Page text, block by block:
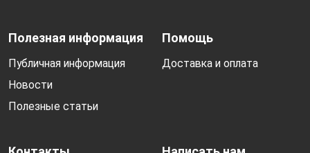
Полезная информация
Публичная информация
Новости
Полезные статьи
Помощь
Доставка и оплата